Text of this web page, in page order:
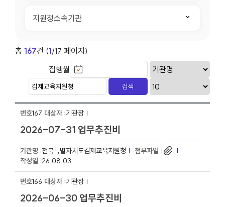
지원청소속기관
총 167건 (1/17 페이지)
집행월
167 기관장
2026-07-31 업무추진비
전북특별자치도김제교육지원청
26.08.03
166 기관장
2026-06-30 업무추진비